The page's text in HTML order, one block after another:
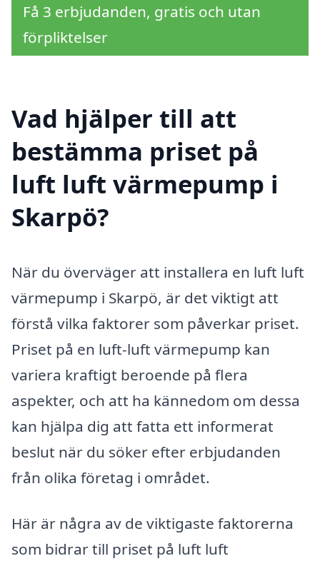
Få 3 erbjudanden, gratis och utan
förpliktelser
Vad hjälper till att
bestämma priset på
luft luft värmepump i
Skarpö?
När du överväger att installera en luft luft
värmepump i Skarpö, är det viktigt att
förstå vilka faktorer som påverkar priset.
Priset på en luft-luft värmepump kan
variera kraftigt beroende på flera
aspekter, och att ha kännedom om dessa
kan hjälpa dig att fatta ett informerat
beslut när du söker efter erbjudanden
från olika företag i området.
Här är några av de viktigaste faktorerna
som bidrar till priset på luft luft